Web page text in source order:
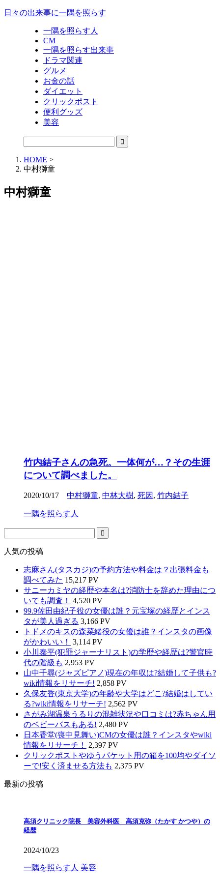
日々の出来事に一隅を照らす
一隅を照らす人
CM
一隅を照らす出来事
ドラマ関連
グルメ
お金の話
ダイエット
クリックポスト
便利グッズ
美容
HOME >
中村獅童
中村獅童
竹内結子さんの急死。一体何が…？その生涯
について調べました。
2020/10/17 中村獅童, 中林大樹, 死因 , 竹内結子
一隅を照らす人
人気の投稿
志麻さん(タスカジ)の予約方法や料金は？出張料金も
調べてみた 15,217 PV
サニーカミヤの経歴や本名は?消防士を辞めた理由につ
いても調査！
4,520 PV
99.9佐田由紀子役の女優は誰？元宝塚の経歴とインス
タが美人過ぎる 3,166 PV
トドメのキスの森菜緒役の女優は誰？インスタの画像
がかわいい！
3,114 PV
小川泰平(犯罪ジャーナリスト)の学歴や経歴は?警官時
代の階級も 2,953 PV
山中千尋(ジャズピアノ)現在の年収は?結婚して子供も?
wiki情報をリサーチ! 2,858 PV
久保友香(東京大学)の年齢や大学はどこ?結婚はしてい
る?wiki情報をリサーチ! 2,562 PV
さがみ湖温泉うるりの混雑状況や口コミは?赤ちゃん用
のベビーバスもある! 2,480 PV
日本香堂(喪中見舞い)CMの女優は誰？インスタやwiki
情報をリサーチ！
2,397 PV
クリックポストやゆうパケット用の箱を100均やダイソ
ーで!安く済ませる方法も 2,375 PV
最新の投稿
高須クリニック院長 美容外科医 高須克弥（たかす かつや）の
経歴
2024/10/23
一隅を照らす人 美容